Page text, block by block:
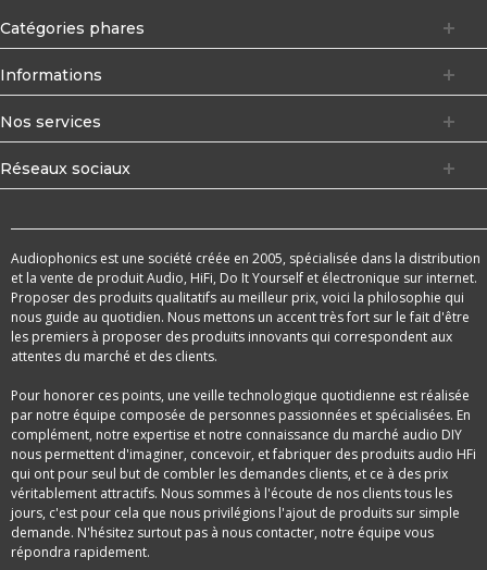
Catégories phares
Informations
Nos services
Réseaux sociaux
Audiophonics est une société créée en 2005, spécialisée dans la distribution
et la vente de produit Audio, HiFi, Do It Yourself et électronique sur internet.
Proposer des produits qualitatifs au meilleur prix, voici la philosophie qui
nous guide au quotidien. Nous mettons un accent très fort sur le fait d'être
les premiers à proposer des produits innovants qui correspondent aux
attentes du marché et des clients.
Pour honorer ces points, une veille technologique quotidienne est réalisée
par notre équipe composée de personnes passionnées et spécialisées. En
complément, notre expertise et notre connaissance du marché audio DIY
nous permettent d'imaginer, concevoir, et fabriquer des produits audio HFi
qui ont pour seul but de combler les demandes clients, et ce à des prix
véritablement attractifs. Nous sommes à l'écoute de nos clients tous les
jours, c'est pour cela que nous privilégions l'ajout de produits sur simple
demande. N'hésitez surtout pas à nous contacter, notre équipe vous
répondra rapidement.